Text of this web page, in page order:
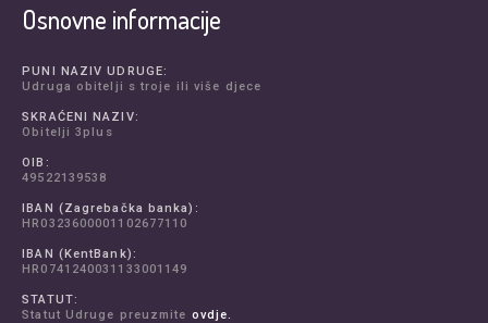
Osnovne informacije
PUNI NAZIV UDRUGE:
Udruga obitelji s troje ili više djece
SKRAĆENI NAZIV:
Obitelji 3plus
OIB:
49522139538
IBAN (Zagrebačka banka):
HR0323600001102677110
IBAN (KentBank):
HR0741240031133001149
STATUT:
Statut Udruge preuzmite ovdje.